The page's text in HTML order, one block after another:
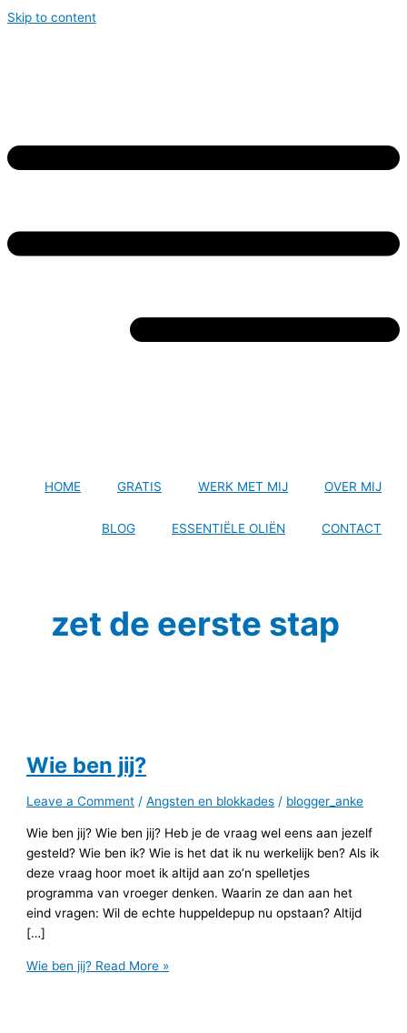
Skip to content
HOME GRATIS WERK MET MIJ OVER MIJ
BLOG ESSENTIËLE OLIËN CONTACT
zet de eerste stap
Wie ben jij?
Leave a Comment /Angsten en blokkades / blogger_anke
Wie ben jij? Wie ben jij? Heb je de vraag wel eens aan jezelf
gesteld? Wie ben ik? Wie is het dat ik nu werkelijk ben? Als ik
deze vraag hoor moet ik altijd aan zo’n spelletjes
programma van vroeger denken. Waarin ze dan aan het
eind vragen: Wil de echte huppeldepup nu opstaan? Altijd
[…]
Wie ben jij? Read More »